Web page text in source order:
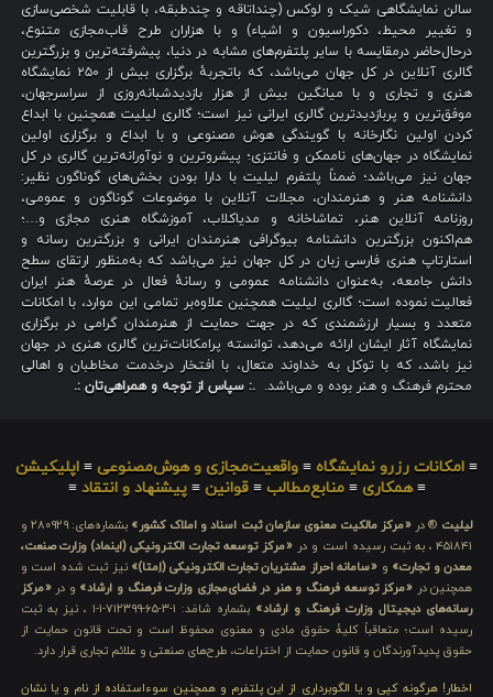
سالن نمایشگاهی شیک و لوکس (چنداتاقه و چندطبقه، با قابلیت شخصی‌سازی
و تغییر محیط، دکوراسیون و اشیاء) و با هزاران طرح قاب‌مجازی متنوع،
درحال‌حاضر درمقایسه با سایر پلتفرم‌های مشابه در دنیا، پیشرفته‌ترین و بزرگترین
گالری آنلاین در کل جهان می‌باشد، که باتجربهٔ برگزاری بیش از ۲۵۰ نمایشگاه
هنری و تجاری و با میانگین بیش از هزار بازدیدشبانه‌روزی از سراسرجهان،
موفق‌ترین و پربازدیدترین گالری ایرانی نیز است؛ گالری لیلیت همچنین با ابداع
کردن اولین نگارخانه با گویندگی هوش مصنوعی و با ابداع و برگزاری اولین
نمایشگاه در جهان‌های ناممکن و فانتزی؛ پیشروترین و نوآورانه‌ترین گالری در کل
جهان نیز می‌باشد؛ ضمناً پلتفرم لیلیت با دارا بودن بخش‌های گوناگون نظیر:
دانشنامه هنر و هنرمندان، مجلات آنلاین با موضوعات گوناگون و عمومی،
روزنامه آنلاین هنر، تماشاخانه و مدیاکلاب، آموزشگاه هنری مجازی و…؛
هم‌اکنون بزرگترین دانشنامه بیوگرافی هنرمندان ایرانی و بزرگترین رسانه و
استارتاپ هنری فارسی زبان در کل جهان نیز می‌باشد که به‌منظور ارتقای سطح
دانش جامعه، به‌عنوان دانشنامه عمومی و رسانهٔ فعال در عرصهٔ هنر ایران
فعالیت نموده است؛ گالری لیلیت همچنین علاوه‌بر تمامی این موارد، با امکانات
متعدد و بسیار ارزشمندی که در جهت حمایت از هنرمندان گرامی در برگزاری
نمایشگاه آثار ایشان ارائه می‌دهد، توانسته پرامکانات‌ترین گالری هنری در جهان
نیز باشد، که با توکل به خداوند متعال، با افتخار درخدمت مخاطبان و اهالی
محترم فرهنگ و هنر بوده و می‌باشد. .: سپاس از توجه و همراهی‌تان :.
≡ امکانات رزرو نمایشگاه ≡ واقعیت‌مجازی و هوش‌مصنوعی ≡ اپلیکیشن
≡همکاری ≡منابع‌مطالب ≡قوانین ≡پیشنهاد و انتقاد ≡
لیلیت ® در «مرکز مالکیت معنوی سازمان ثبت اسناد و املاک کشور»
بشماره‌های: ۲۸۰۹۲۹ و
۴۵۱۸۴۱ ، به ثبت رسیده است و در
«مرکز توسعه تجارت الکترونیکی (اینماد) وزارت صنعت،
معدن و تجارت» و «سامانه احراز مشتریان تجارت الکترونیکی (اِمتا)» نیز ثبت شده است و
همچنین در «مرکز توسعه فرهنگ و هنر در فضای‌مجازی وزارت فرهنگ و ارشاد» و در«مرکز
رسانه‌های دیجیتال وزارت فرهنگ و ارشاد»
بشماره شامَد: ۱-۳-۶۵-۷۱۲۳۹۹-۱-۱ ، نیز به ثبت
رسیده است؛ متعاقباً کلیهٔ حقوق مادی و معنوی محفوظ است و تحت قانون حمایت از
حقوق پدیدآورندگان و قانون حمایت از اختراعات، طرح‌های صنعتی و علائم تجاری قرار دارد.
اخطار! هرگونه کپی و یا الگوبرداری از این پلتفرم و همچنین سوءاستفاده از نام و یا نشان